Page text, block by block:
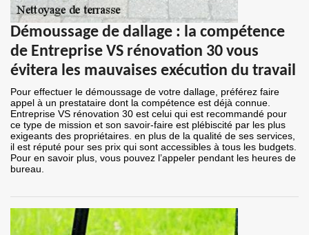
Démoussage de dallage : la compétence
de Entreprise VS rénovation 30 vous
évitera les mauvaises exécution du travail
Pour effectuer le démoussage de votre dallage, préférez faire
appel à un prestataire dont la compétence est déjà connue.
Entreprise VS rénovation 30 est celui qui est recommandé pour
ce type de mission et son savoir-faire est plébiscité par les plus
exigeants des propriétaires. en plus de la qualité de ses services,
il est réputé pour ses prix qui sont accessibles à tous les budgets.
Pour en savoir plus, vous pouvez l’appeler pendant les heures de
bureau.